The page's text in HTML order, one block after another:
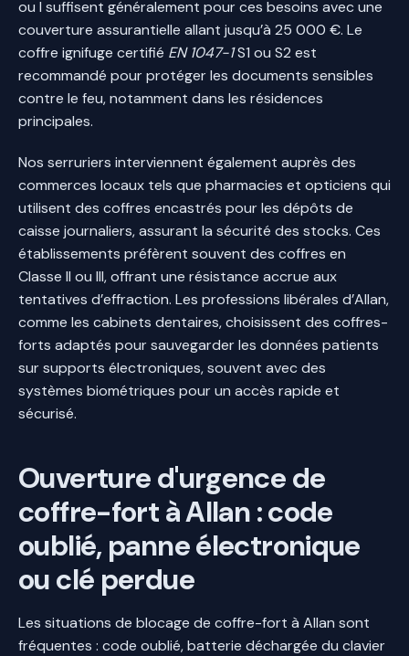
ou I suffisent généralement pour ces besoins avec une
couverture assurantielle allant jusqu’à 25 000 €. Le
coffre ignifuge certifié EN 1047-1S1 ou S2 est
recommandé pour protéger les documents sensibles
contre le feu, notamment dans les résidences
principales.
Nos serruriers interviennent également auprès des
commerces locaux tels que pharmacies et opticiens qui
utilisent des coffres encastrés pour les dépôts de
caisse journaliers, assurant la sécurité des stocks. Ces
établissements préfèrent souvent des coffres en
Classe II ou III, offrant une résistance accrue aux
tentatives d’effraction. Les professions libérales d’Allan,
comme les cabinets dentaires, choisissent des coffres-
forts adaptés pour sauvegarder les données patients
sur supports électroniques, souvent avec des
systèmes biométriques pour un accès rapide et
sécurisé.
Ouverture d'urgence de
coffre-fort à Allan : code
oublié, panne électronique
ou clé perdue
Les situations de blocage de coffre-fort à Allan sont
fréquentes : code oublié, batterie déchargée du clavier